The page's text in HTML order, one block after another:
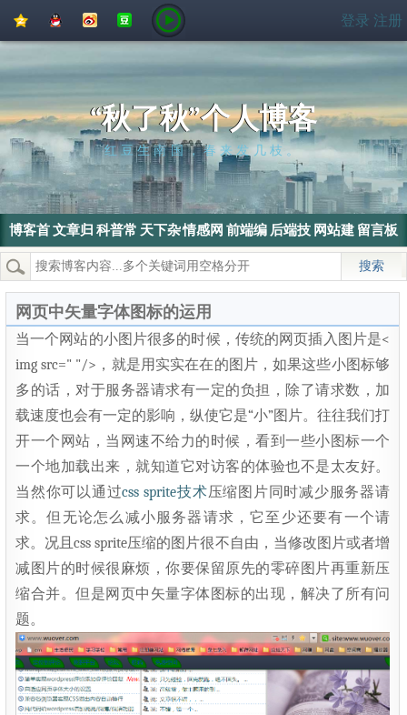
间
友
微
博
登录 注册
“秋了秋”个人博客
红豆生南国，春来发几枝。
博客首
页
文章归
档
科普常
识
天下杂
侃
情感网
文
前端编
程
后端技 网站建 留言板
wordpress SEO 搜索引擎
网页中矢量字体图标的运用
当一个网站的小图片很多的时候，传统的网页插入图片是<
img src=" "/>，就是用实实在在的图片，如果这些小图标够
多的话，对于服务器请求有一定的负担，除了请求数，加
载速度也会有一定的影响，纵使它是“小”图片。往往我们打
开一个网站，当网速不给力的时候，看到一些小图标一个
一个地加载出来，就知道它对访客的体验也不是太友好。
当然你可以通过css sprite技术压缩图片同时减少服务器请
求。但无论怎么减小服务器请求，它至少还要有一个请
求。况且css sprite压缩的图片很不自由，当修改图片或者增
减图片的时候很麻烦，你要保留原先的零碎图片再重新压
缩合并。但是网页中矢量字体图标的出现，解决了所有问
题。